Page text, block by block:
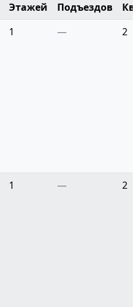
Этажей Подъездов
1 — 2
1 — 2